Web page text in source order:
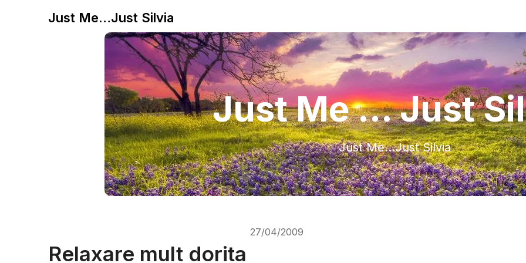
Just Me…Just Silvia
Just Me ... Just
Just Me…Just Silvia
27/04/2009
Relaxare mult dorita